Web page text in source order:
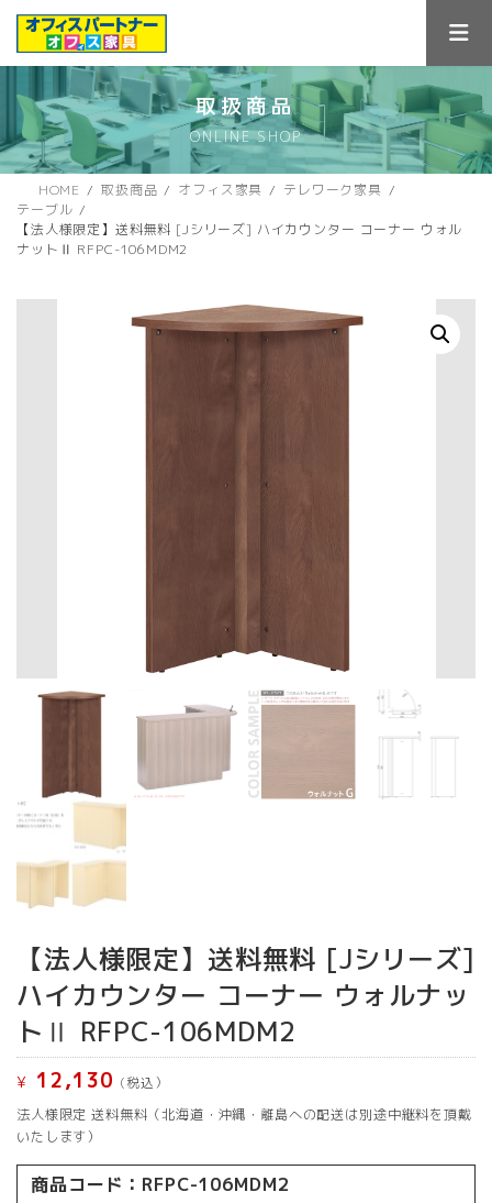
ス
キ
ン
に
取扱商品
ONLINE SHOP
HOME 取扱商品 オフィス家具
テレワーク家具
テーブル
【法人様限定】送料無料 [Jシリーズ] ハイカウンター コーナー ウォル
ナットⅡ RFPC-106MDM2
【法人様限定】送料無料 [Jシリーズ]
ハイカウンター コーナー ウォルナッ
トⅡ RFPC-106MDM2
¥ 12,130 (税込）
法人様限定 送料無料（北海道・沖縄・離島への配送は別途中継料を頂戴
いたします）
商品コード：RFPC-106MDM2